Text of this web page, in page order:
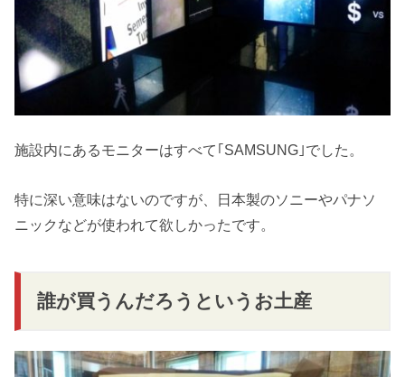
施設内にあるモニターはすべて｢SAMSUNG｣でした。
特に深い意味はないのですが、日本製のソニーやパナソ
ニックなどが使われて欲しかったです。
誰が買うんだろうというお土産